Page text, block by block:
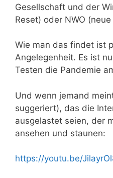
Gesellschaft und der
Reset) oder NWO
Wie man das findet ist
Angelegenheit. Es ist
Testen die Pandemie
Und wenn jemand
suggeriert), das die
ausgelastet seien, der
ansehen und staunen:
https://youtu.be/